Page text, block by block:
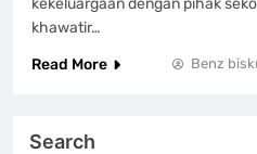
khawatir…
Read More
Benz
Search